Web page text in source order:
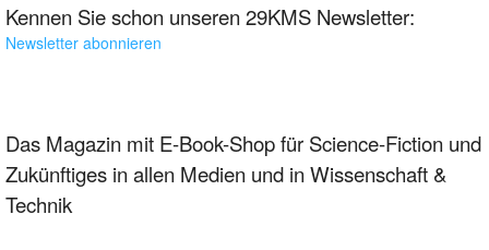
Kennen Sie schon unseren 29KMS Newsletter:
Newsletter abonnieren
Das Magazin mit E-Book-Shop für Science-Fiction und
Zukünftiges in allen Medien und in Wissenschaft &
Technik